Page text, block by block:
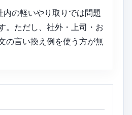
内の軽いやり取りでは問題
。ただし、社外・上司・お
の言い換え例を使う方が無